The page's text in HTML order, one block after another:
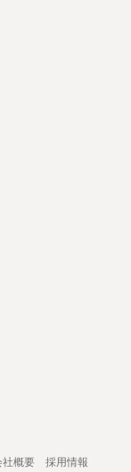
社概要
採用情報